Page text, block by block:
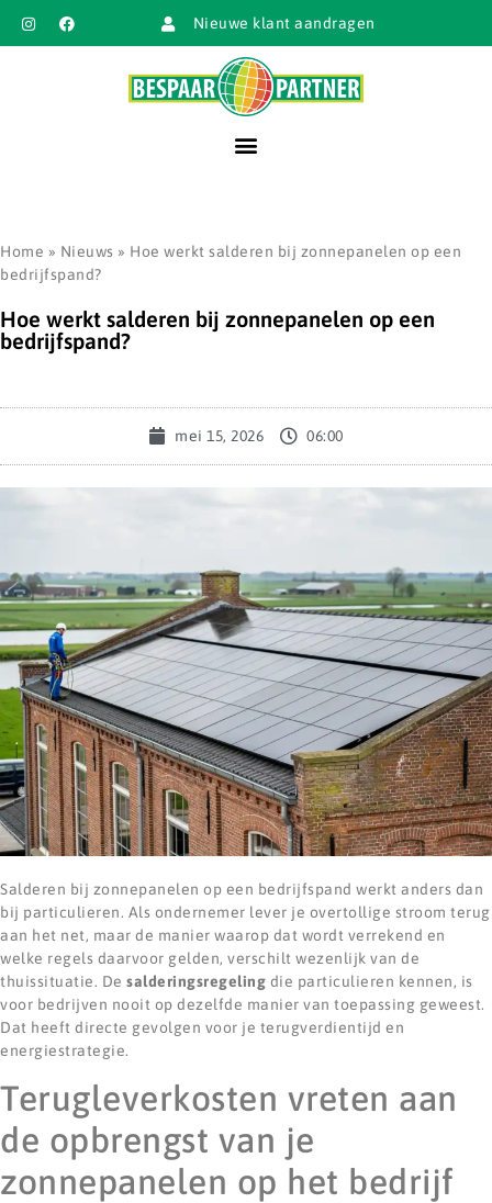
Nieuwe klant aandragen
Home » Nieuws » Hoe werkt salderen bij zonnepanelen op een
bedrijfspand?
Hoe werkt salderen bij zonnepanelen op een
bedrijfspand?
mei 15, 2026 06:00
Salderen bij zonnepanelen op een bedrijfspand werkt anders dan
bij particulieren. Als ondernemer lever je overtollige stroom terug
aan het net, maar de manier waarop dat wordt verrekend en
welke regels daarvoor gelden, verschilt wezenlijk van de
thuissituatie. De salderingsregeling die particulieren kennen, is
voor bedrijven nooit op dezelfde manier van toepassing geweest.
Dat heeft directe gevolgen voor je terugverdientijd en
energiestrategie.
Terugleverkosten vreten aan
de opbrengst van je
zonnepanelen op het bedrijf